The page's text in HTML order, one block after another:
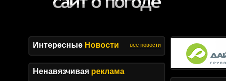
Интересные Новости все новости
Ненавязчивая реклама